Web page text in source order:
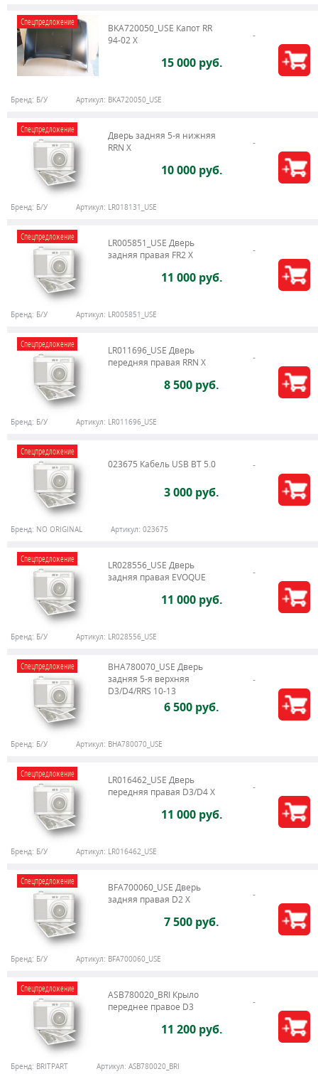
Спецпредложение
BKA720050_USE Капот RR
94-02 X
15 000 руб.
Бренд: Б/У Артикул: BKA720050_USE
Спецпредложение
Дверь задняя 5-я нижняя
RRN X
10 000 руб.
Бренд: Б/У Артикул: LR018131_USE
Спецпредложение
LR005851_USE Дверь
задняя правая FR2 X
11 000 руб.
Бренд: Б/У Артикул: LR005851_USE
Спецпредложение
LR011696_USE Дверь
передняя правая RRN X
8 500 руб.
Бренд: Б/У Артикул: LR011696_USE
Спецпредложение
023675 Кабель USB BT 5.0
3 000 руб.
Бренд: NO ORIGINAL Артикул: 023675
Спецпредложение
LR028556_USE Дверь
задняя правая EVOQUE
11 000 руб.
Бренд: Б/У Артикул: LR028556_USE
Спецпредложение
BHA780070_USE Дверь
задняя 5-я верхняя
D3/D4/RRS 10-13
6 500 руб.
Бренд: Б/У Артикул: BHA780070_USE
Спецпредложение
LR016462_USE Дверь
передняя правая D3/D4 Х
11 000 руб.
Бренд: Б/У Артикул: LR016462_USE
Спецпредложение
BFA700060_USE Дверь
задняя правая D2 X
7 500 руб.
Бренд: Б/У Артикул: BFA700060_USE
Спецпредложение
ASB780020_BRI Крыло
переднее правое D3
11 200 руб.
Бренд: BRITPART Артикул: ASB780020_BRI